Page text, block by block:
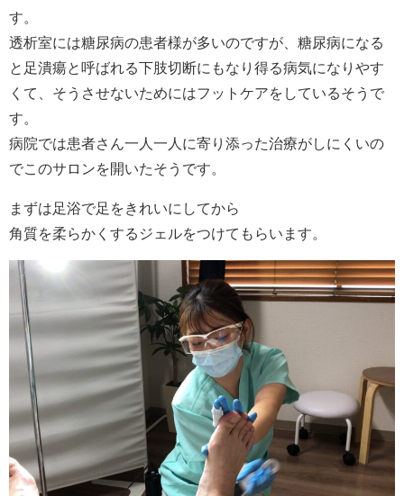
す。
透析室には糖尿病の患者様が多いのですが、 糖尿病になる
と足潰瘍と呼ばれる下肢切断にもなり得る病気になりやす
くて、そうさせないためにはフットケアをしているそうで
す。
病院では患者さん一人一人に寄り添った治療がしにくいの
でこのサロンを開いたそうです。
まずは足浴で足をきれいにしてから
角質を柔らかくするジェルをつけてもらいます。